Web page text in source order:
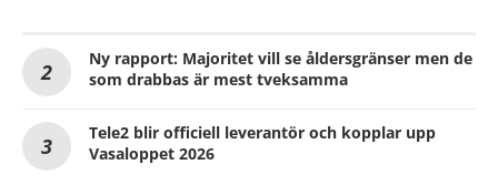
Ny rapport: Majoritet vill se åldersgränser men de
som drabbas är mest tveksamma
Tele2 blir officiell leverantör och kopplar upp
Vasaloppet 2026